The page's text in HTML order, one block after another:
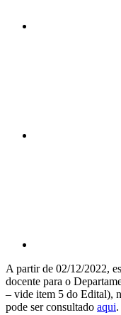
A partir de 02/12/2022,
docente para o
– vide item 5 do Edital),
pode ser consultado aqui.